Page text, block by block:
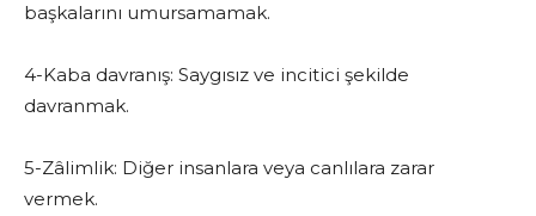
başkalarını umursamamak.
4-Kaba davranış: Saygısız ve incitici şekilde
davranmak.
5-Zâlimlik: Diğer insanlara veya canlılara zarar
vermek.